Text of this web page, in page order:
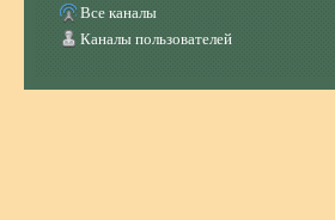
Все каналы
Каналы пользователей